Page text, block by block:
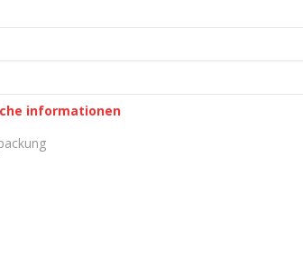
informationen